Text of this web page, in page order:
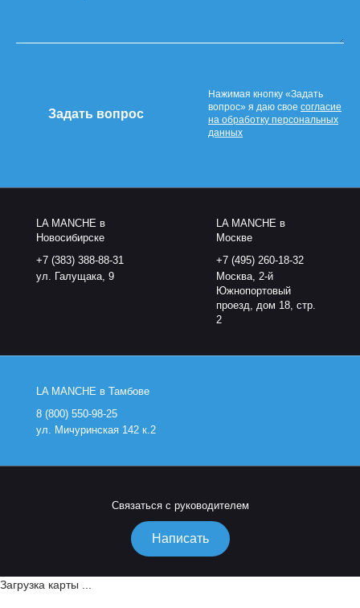
Нажимая кнопку «Задать
вопрос» я даю свое согласие
на обработку персональных
данных
LA MANCHE в
Новосибирске
+7 (383) 388-88-31
ул. Галущака, 9
LA MANCHE в
Москве
+7 (495) 260-18-32
Москва, 2-й
Южнопортовый
проезд, дом 18, стр.
2
LA MANCHE в Тамбове
8 (800) 550-98-25
ул. Мичуринская 142 к.2
Связаться с руководителем
Написать
Загрузка карты ...